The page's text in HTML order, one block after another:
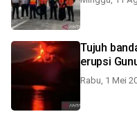
Tujuh
erupsi
Rabu, 1 Mei